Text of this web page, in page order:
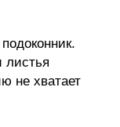
листья
не хватает